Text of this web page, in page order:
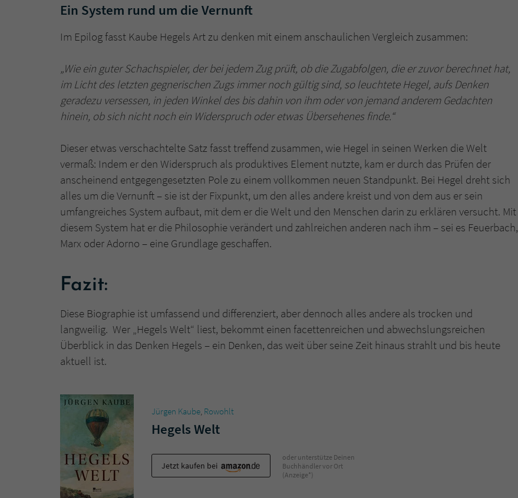
Ein System rund um die Vernunft
Im Epilog fasst Kaube Hegels Art zu denken mit einem anschaulichen Vergleich zusammen:
„Wie ein guter Schachspieler, der bei jedem Zug prüft, ob die Zugabfolgen, die er zuvor berechnet hat,
im Licht des letzten gegnerischen Zugs immer noch gültig sind, so leuchtete Hegel, aufs Denken
geradezu versessen, in jeden Winkel des bis dahin von ihm oder von jemand anderem Gedachten
hinein, ob sich nicht noch ein Widerspruch oder etwas Übersehenes finde.“
Dieser etwas verschachtelte Satz fasst treffend zusammen, wie Hegel in seinen Werken die Welt
vermaß: Indem er den Widerspruch als produktives Element nutzte, kam er durch das Prüfen der
anscheinend entgegengesetzten Pole zu einem vollkommen neuen Standpunkt. Bei Hegel dreht sich
alles um die Vernunft – sie ist der Fixpunkt, um den alles andere kreist und von dem aus er sein
umfangreiches System aufbaut, mit dem er die Welt und den Menschen darin zu erklären versucht. Mit
diesem System hat er die Philosophie verändert und zahlreichen anderen nach ihm – sei es Feuerbach,
Marx oder Adorno – eine Grundlage geschaffen.
Fazit:
Diese Biographie ist umfassend und differenziert, aber dennoch alles andere als trocken und
langweilig. Wer „Hegels Welt“ liest, bekommt einen facettenreichen und abwechslungsreichen
Überblick in das Denken Hegels – ein Denken, das weit über seine Zeit hinaus strahlt und bis heute
aktuell ist.
Jürgen Kaube, Rowohlt
Hegels Welt
Jetzt kaufen bei
oder unterstütze Deinen
Buchhändler vor Ort
(Anzeige*)